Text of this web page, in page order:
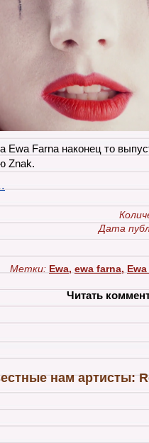
Ewa Farna наконец то
Znak.
Дата
Метки: Ewa, ewa farna,
Читать
нам артисты: